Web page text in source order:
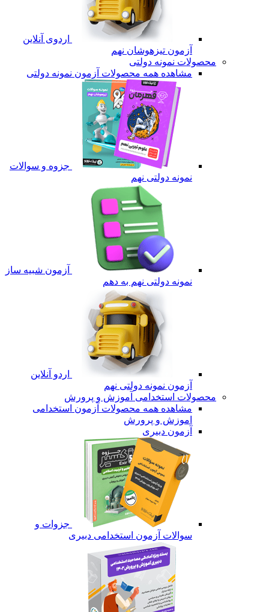
اردوی آنلاین
آزمون تیزهوشان نهم
محصولات نمونه دولتی
مشاهده همه محصولات آزمون نمونه دولتی
جزوه و سوالات
نمونه دولتی نهم
آزمون شبیه ساز
نمونه دولتی نهم به دهم
اردو آنلاین
آزمون نمونه دولتی نهم
محصولات استخدامی آموزش و پرورش
مشاهده همه محصولات آزمون استخدامی
اموزش و پرورش
آزمون دبیری
جزوات و
سوالات آزمون استخدامی دبیری